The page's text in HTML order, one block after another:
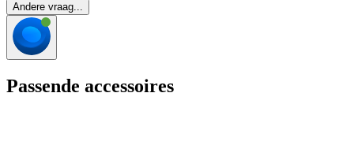
Andere vraag...
Passende accessoires